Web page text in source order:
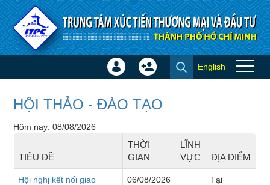
Truy cập nội dung luôn
Sự kiện
Đăng
Tạo
English
HỘI THẢO - ĐÀO TẠO
Hôm nay: 08/08/2026
TIÊU ĐỀ
THỜI
GIAN
LĨNH
VỰC
ĐỊA ĐIỂM
Hội nghị kết nối giao
06/08/2026
Tại